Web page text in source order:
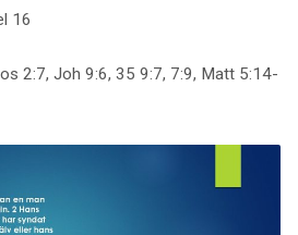
16
2:7, Joh 9:6, 35 9:7, 7:9, Matt 5:14-